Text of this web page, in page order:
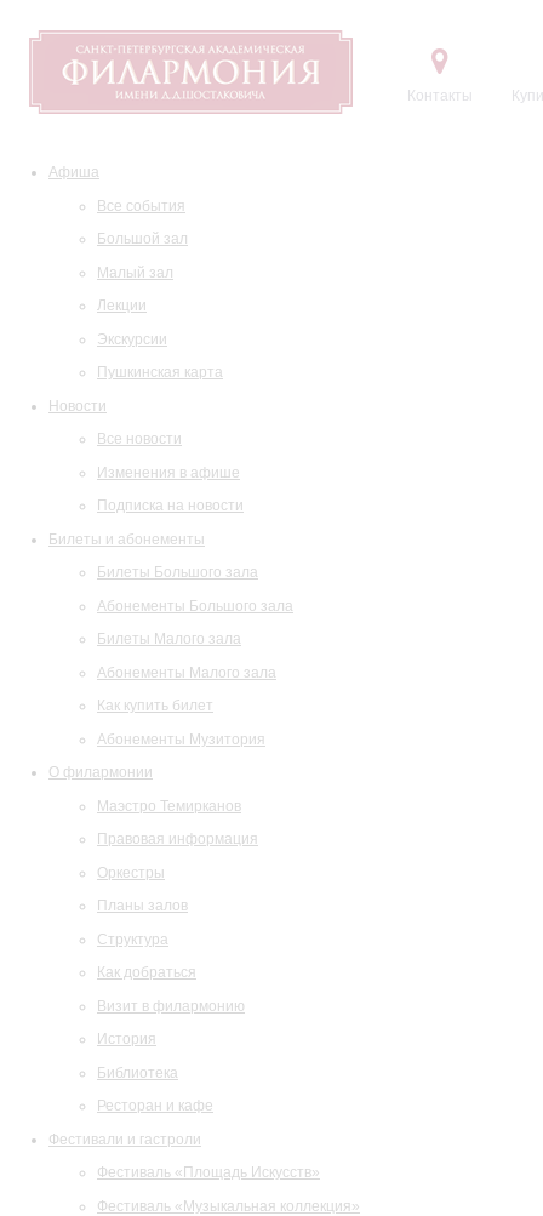
Контакты
Афиша
Все события
Большой зал
Малый зал
Лекции
Экскурсии
Пушкинская карта
Новости
Все новости
Изменения в афише
Подписка на новости
Билеты и абонементы
Билеты Большого зала
Абонементы Большого зала
Билеты Малого зала
Абонементы Малого зала
Как купить билет
Абонементы Музитория
О филармонии
Маэстро Темирканов
Правовая информация
Оркестры
Планы залов
Структура
Как добраться
Визит в филармонию
История
Библиотека
Ресторан и кафе
Фестивали и гастроли
Фестиваль «Площадь Искусств»
Фестиваль «Музыкальная коллекция»